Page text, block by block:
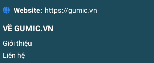
Website: https://gumic.vn
VỀ GUMIC.VN
Giới thiệu
Liên hệ